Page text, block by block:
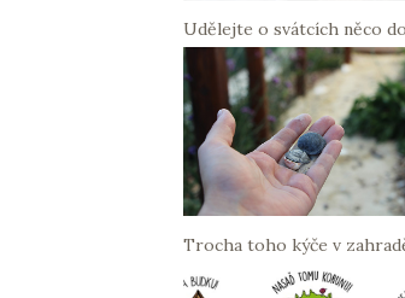
Udělejte o svátcích něco
Trocha toho kýče v